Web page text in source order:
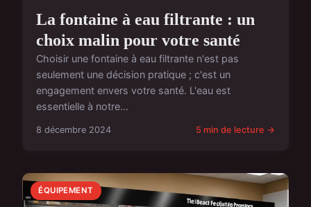
La fontaine à eau filtrante : un
choix malin pour votre santé
Choisir une fontaine à eau filtrante n'est pas
seulement une décision pratique ; c'est un
engagement envers votre santé. L'eau est
essentielle à notre...
8 décembre 2024 5 min de lecture →
ÉQUIPEMENT